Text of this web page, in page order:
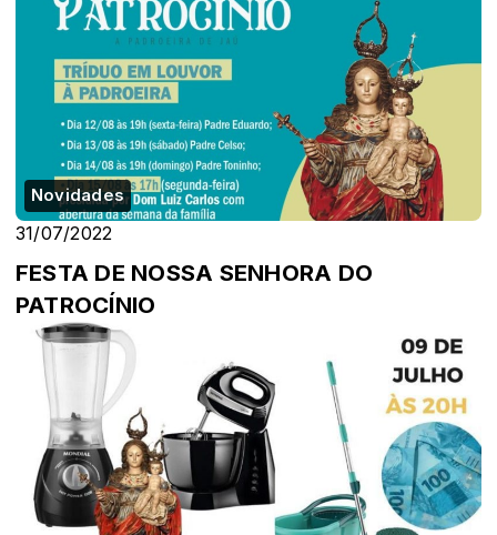
Novidades
31/07/2022
FESTA DE NOSSA SENHORA DO
PATROCÍNIO